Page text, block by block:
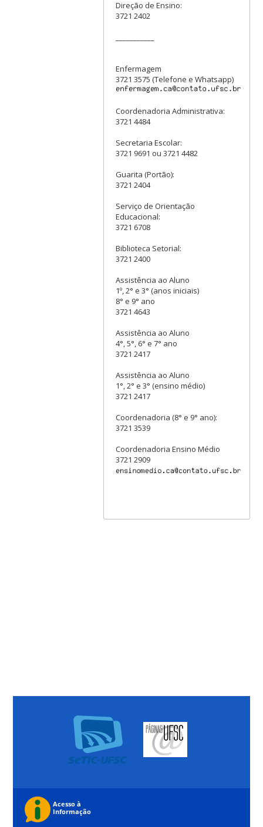
Direção de Ensino:
3721 2402
Enfermagem
3721 3575 (Telefone e Whatsapp)
Coordenadoria Administrativa:
3721 4484
Secretaria Escolar:
3721 9691 ou 3721 4482
Guarita (Portão):
3721 2404
Serviço de Orientação
Educacional:
3721 6708
Biblioteca Setorial:
3721 2400
Assistência ao Aluno
1º, 2° e 3° (anos iniciais)
8° e 9° ano
3721 4643
Assistência ao Aluno
4°, 5°, 6° e 7° ano
3721 2417
Assistência ao Aluno
1°, 2° e 3° (ensino médio)
3721 2417
Coordenadoria (8° e 9° ano):
3721 3539
Coordenadoria Ensino Médio
3721 2909